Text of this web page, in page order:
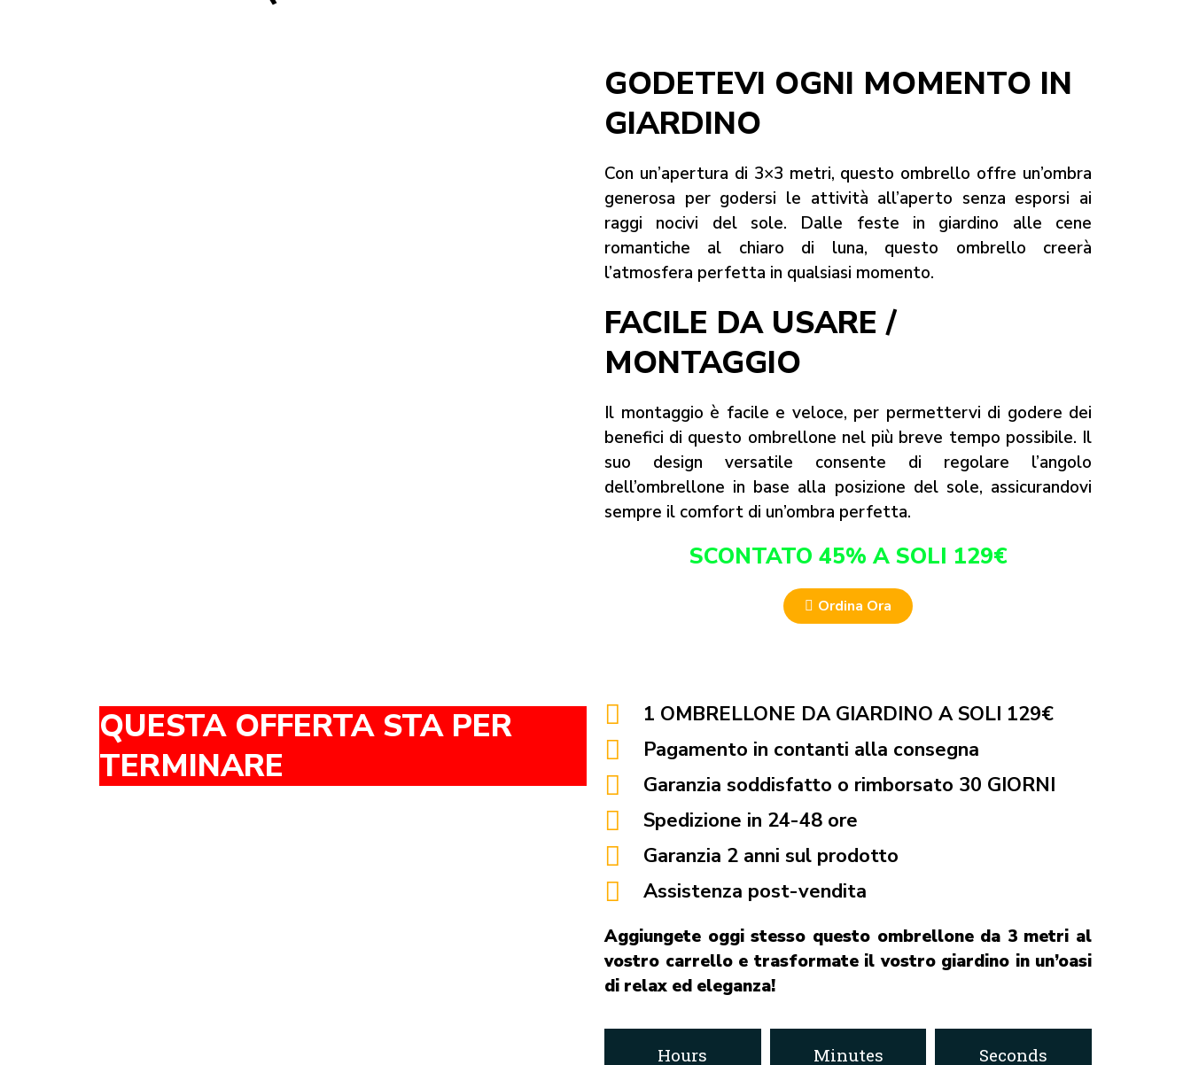
GODETEVI OGNI MOMENTO IN
GIARDINO
Con un’apertura di 3×3 metri, questo ombrello offre un’ombra
generosa per godersi le attività all’aperto senza esporsi ai
raggi nocivi del sole. Dalle feste in giardino alle cene
romantiche al chiaro di luna, questo ombrello creerà
l’atmosfera perfetta in qualsiasi momento.
FACILE DA USARE /
MONTAGGIO
Il montaggio è facile e veloce, per permettervi di godere dei
benefici di questo ombrellone nel più breve tempo possibile. Il
suo design versatile consente di regolare l’angolo
dell’ombrellone in base alla posizione del sole, assicurandovi
sempre il comfort di un’ombra perfetta.
SCONTATO 45% A SOLI 129€
Ordina Ora
QUESTA OFFERTA STA PER
TERMINARE
1 OMBRELLONE DA GIARDINO A SOLI 129€
Pagamento in contanti alla consegna
Garanzia soddisfatto o rimborsato 30 GIORNI
Spedizione in 24-48 ore
Garanzia 2 anni sul prodotto
Assistenza post-vendita
Aggiungete oggi stesso questo ombrellone da 3 metri al
vostro carrello e trasformate il vostro giardino in un’oasi
di relax ed eleganza!
Hours Minutes Seconds